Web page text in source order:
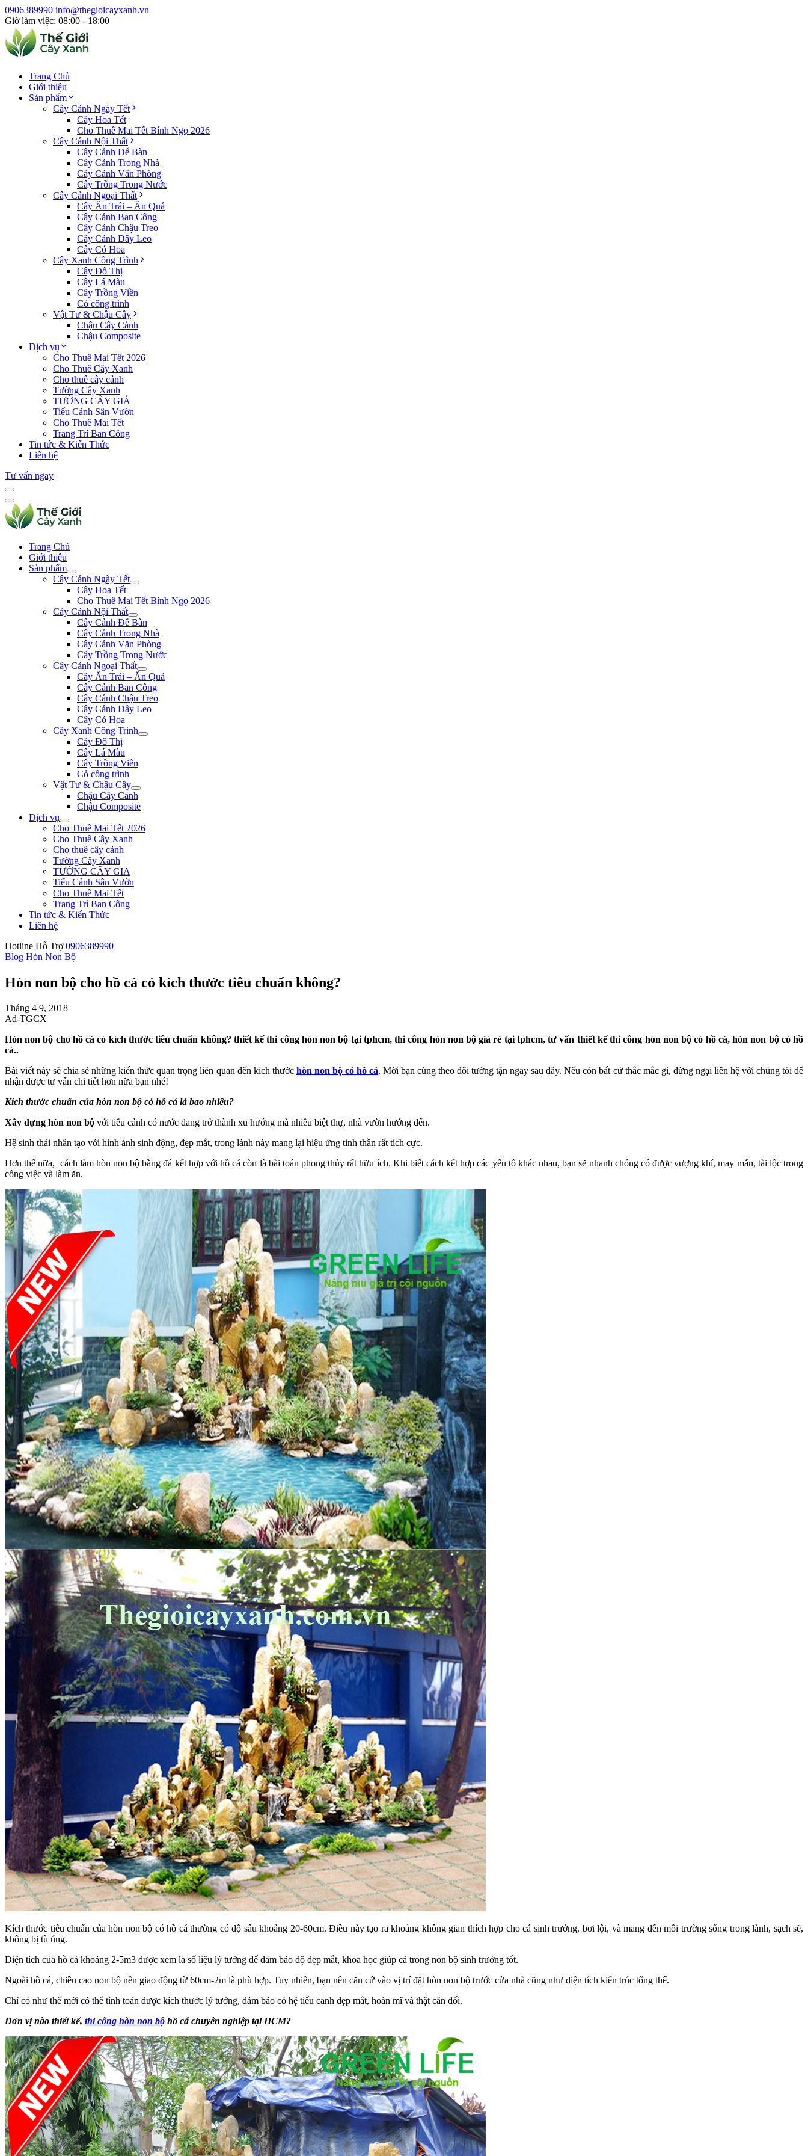
0906389990 info@thegioicayxanh.vn
Giờ làm việc: 08:00 - 18:00
Trang Chủ
Giới thiệu
Sản phẩm
Cây Cảnh Ngày Tết
Cây Hoa Tết
Cho Thuê Mai Tết Bính Ngọ 2026
Cây Cảnh Nội Thất
Cây Cảnh Để Bàn
Cây Cảnh Trong Nhà
Cây Cảnh Văn Phòng
Cây Trồng Trong Nước
Cây Cảnh Ngoại Thất
Cây Ăn Trái – Ăn Quả
Cây Cảnh Ban Công
Cây Cảnh Chậu Treo
Cây Cảnh Dây Leo
Cây Có Hoa
Cây Xanh Công Trình
Cây Đô Thị
Cây Lá Màu
Cây Trồng Viền
Cỏ công trình
Vật Tư & Chậu Cây
Chậu Cây Cảnh
Chậu Composite
Dịch vụ
Cho Thuê Mai Tết 2026
Cho Thuê Cây Xanh
Cho thuê cây cảnh
Tường Cây Xanh
TƯỜNG CÂY GIẢ
Tiểu Cảnh Sân Vườn
Cho Thuê Mai Tết
Trang Trí Ban Công
Tin tức & Kiến Thức
Liên hệ
Tư vấn ngay
Trang Chủ
Giới thiệu
Sản phẩm
Cây Cảnh Ngày Tết
Cây Hoa Tết
Cho Thuê Mai Tết Bính Ngọ 2026
Cây Cảnh Nội Thất
Cây Cảnh Để Bàn
Cây Cảnh Trong Nhà
Cây Cảnh Văn Phòng
Cây Trồng Trong Nước
Cây Cảnh Ngoại Thất
Cây Ăn Trái – Ăn Quả
Cây Cảnh Ban Công
Cây Cảnh Chậu Treo
Cây Cảnh Dây Leo
Cây Có Hoa
Cây Xanh Công Trình
Cây Đô Thị
Cây Lá Màu
Cây Trồng Viền
Cỏ công trình
Vật Tư & Chậu Cây
Chậu Cây Cảnh
Chậu Composite
Dịch vụ
Cho Thuê Mai Tết 2026
Cho Thuê Cây Xanh
Cho thuê cây cảnh
Tường Cây Xanh
TƯỜNG CÂY GIẢ
Tiểu Cảnh Sân Vườn
Cho Thuê Mai Tết
Trang Trí Ban Công
Tin tức & Kiến Thức
Liên hệ
Hotline Hỗ Trợ 0906389990
Blog Hòn Non Bộ
Hòn non bộ cho hồ cá có kích thước tiêu chuẩn không?
Tháng 4 9, 2018
Ad-TGCX
Hòn non bộ cho hồ cá có kích thước tiêu chuẩn không? thiết kế thi công hòn non bộ tại tphcm, thi công hòn non bộ giá rẻ tại tphcm, tư vấn thiết kế thi công hòn non bộ có hồ cá, hòn non bộ có hồ
cá..
Bài viết này sẽ chia sẻ những kiến thức quan trọng liên quan đến kích thước hòn non bộ có hồ cá. Mời bạn cùng theo dõi tường tận ngay sau đây. Nếu còn bất cứ thắc mắc gì, đừng ngại liên hệ với chúng tôi để
nhận được tư vấn chi tiết hơn nữa bạn nhé!
Kích thước chuẩn của hòn non bộ có hồ cá là bao nhiêu?
Xây dựng hòn non bộ với tiểu cảnh có nước đang trở thành xu hướng mà nhiều biệt thự, nhà vườn hướng đến.
Hệ sinh thái nhân tạo với hình ảnh sinh động, đẹp mắt, trong lành này mang lại hiệu ứng tinh thần rất tích cực.
Hơn thế nữa, cách làm hòn non bộ bằng đá kết hợp với hồ cá còn là bài toán phong thủy rất hữu ích. Khi biết cách kết hợp các yếu tố khác nhau, bạn sẽ nhanh chóng có được vượng khí, may mắn, tài lộc trong
công việc và làm ăn.
Kích thước tiêu chuẩn của hòn non bộ có hồ cá thường có độ sâu khoảng 20-60cm. Điều này tạo ra khoảng không gian thích hợp cho cá sinh trưởng, bơi lội, và mang đến môi trường sống trong lành, sạch sẽ,
không bị tù úng.
Diện tích của hồ cá khoảng 2-5m3 được xem là số liệu lý tưởng để đảm bảo độ đẹp mắt, khoa học giúp cá trong non bộ sinh trưởng tốt.
Ngoài hồ cá, chiều cao non bộ nên giao động từ 60cm-2m là phù hợp. Tuy nhiên, bạn nên căn cứ vào vị trí đặt hòn non bộ trước cửa nhà cũng như diện tích kiến trúc tổng thể.
Chỉ có như thế mới có thể tính toán được kích thước lý tưởng, đảm bảo có hệ tiểu cảnh đẹp mắt, hoàn mĩ và thật cân đối.
Đơn vị nào thiết kế, thi công hòn non bộ hồ cá chuyên nghiệp tại HCM?